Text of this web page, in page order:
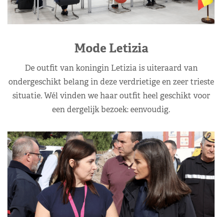
Mode Letizia
De outfit van koningin Letizia is uiteraard van
ondergeschikt belang in deze verdrietige en zeer trieste
situatie. Wél vinden we haar outfit heel geschikt voor
een dergelijk bezoek: eenvoudig.